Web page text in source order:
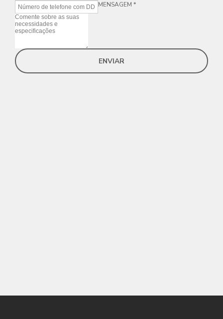
MENSAGEM *
ENVIAR